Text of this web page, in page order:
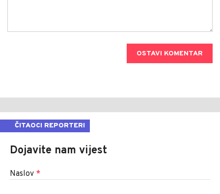
OSTAVI KOMENTAR
ČITAOCI REPORTERI
Dojavite nam vijest
Naslov *